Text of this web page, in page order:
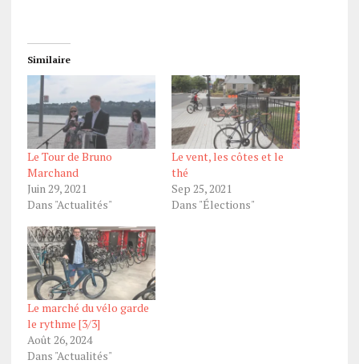
Similaire
Le Tour de Bruno
Marchand
Juin 29, 2021
Dans "Actualités"
Le vent, les côtes et le
thé
Sep 25, 2021
Dans "Élections"
Le marché du vélo garde
le rythme [3/3]
Août 26, 2024
Dans "Actualités"